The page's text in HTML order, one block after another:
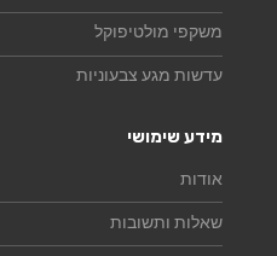
משקפי מולטיפוקל
עדשות מגע צבעוניות
מידע שימושי
אודות
שאלות ותשובות